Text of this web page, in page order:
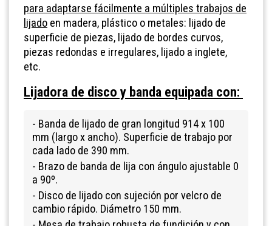
para adaptarse fácilmente a múltiples trabajos de
lijado en madera, plástico o metales: lijado de
superficie de piezas, lijado de bordes curvos,
piezas redondas e irregulares, lijado a inglete,
etc.
Lijadora de disco y banda equipada con:
- Banda de lijado de gran longitud 914 x 100
mm (largo x ancho). Superficie de trabajo por
cada lado de 390 mm.
- Brazo de banda de lija con ángulo ajustable 0
a 90º.
- Disco de lijado con sujeción por velcro de
cambio rápido. Diámetro 150 mm.